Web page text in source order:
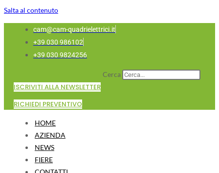
Salta al contenuto
cam@cam-quadrielettrici.it
+39 030 986102
+39 030 9824256
Cerca
ISCRIVITI ALLA NEWSLETTER
RICHIEDI PREVENTIVO
HOME
AZIENDA
NEWS
FIERE